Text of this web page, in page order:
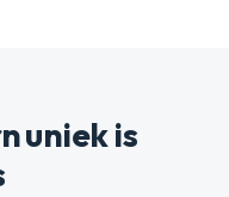
uniek is